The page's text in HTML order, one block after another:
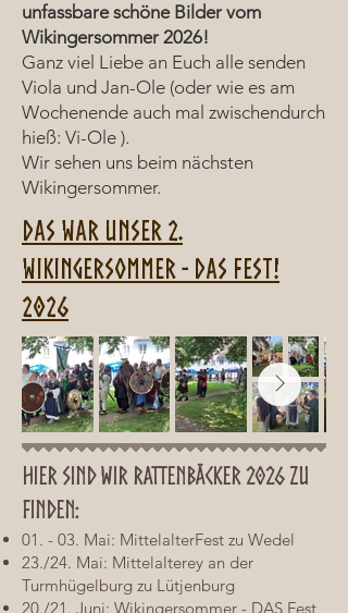
unfassbare schöne Bilder vom
Wikingersommer 2026!
Ganz viel Liebe an Euch alle senden
Viola und Jan-Ole (oder wie es am
Wochenende auch mal zwischendurch
hieß: Vi-Ole ).
Wir sehen uns beim nächsten
Wikingersommer.
Das war unser 2.
Wikingersommer - DAS FEst!
2026
Hier sind wir Rattenbäcker 2026 zu
finden:
01. - 03. Mai: MittelalterFest zu Wedel
23./24. Mai: Mittelalterey an der
Turmhügelburg zu Lütjenburg
20./21. Juni: Wikingersommer - DAS Fest,